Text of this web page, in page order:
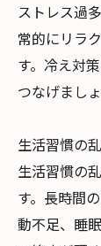
ストレス過
常的にリラ
す。冷え対
つなげましょ
生活習慣の
生活習慣の
す。長時間
動不足、睡